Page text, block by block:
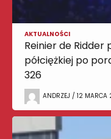
AKTUALNOŚCI
Reinier de
półciężkiej po
326
ANDRZEJ / 12 MARCA